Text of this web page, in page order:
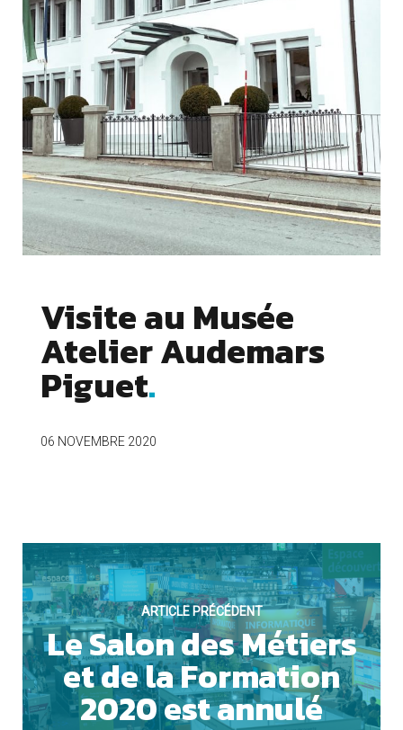
Visite au Musée
Atelier Audemars
Piguet
06 NOVEMBRE 2020
ARTICLE PRÉCÉDENT
Le Salon des Métiers
et de la Formation
2020 est annulé
Cookies essentiels
Cookies marketing
NON